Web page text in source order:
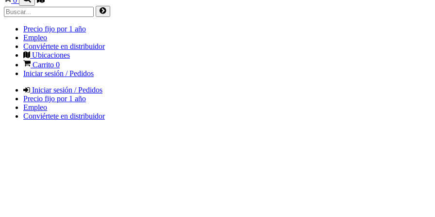
Precio fijo por 1 año
Empleo
Conviértete en distribuidor
Ubicaciones
Carrito 0
Iniciar sesión / Pedidos
Iniciar sesión / Pedidos
Precio fijo por 1 año
Empleo
Conviértete en distribuidor